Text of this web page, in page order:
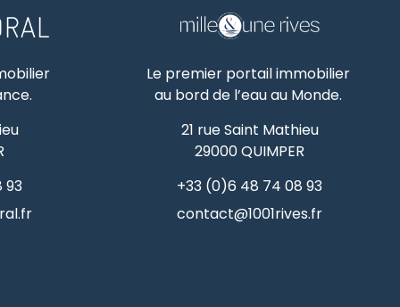
93
Le premier portail immobilier
au bord de l’eau au Monde.
21 rue Saint Mathieu
29000QUIMPER
+33 (0)6 48 74 08 93
contact@1001rives.fr